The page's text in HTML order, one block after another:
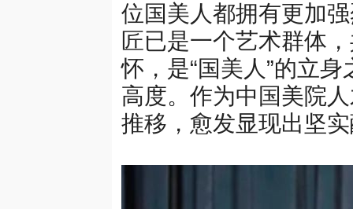
位国美人都拥有更加
匠已是一个艺术群体
怀，是“国美人”的立
高度。作为中国美院
推移，愈发显现出坚